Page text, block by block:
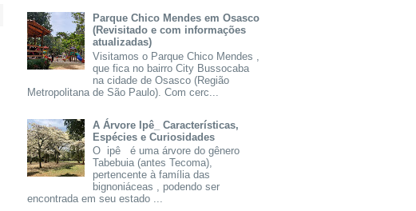
Parque Chico Mendes em Osasco
(Revisitado e com informações
atualizadas)
Visitamos o Parque Chico Mendes ,
que fica no bairro City Bussocaba
na cidade de Osasco (Região
Metropolitana de São Paulo). Com cerc...
A Árvore Ipê_ Características,
Espécies e Curiosidades
O ipê é uma árvore do gênero
Tabebuia (antes Tecoma),
pertencente à família das
bignoniáceas , podendo ser
encontrada em seu estado ...